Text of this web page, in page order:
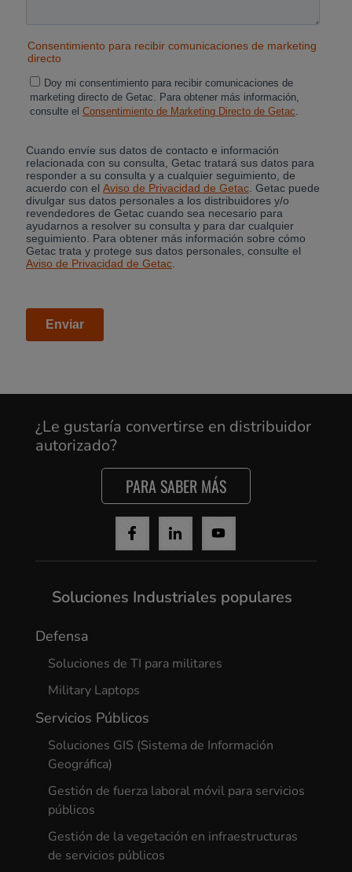
Cancel
Yes, I agree
¿Le gustaría convertirse en distribuidor
autorizado?
PARA SABER MÁS
Soluciones Industriales populares
Defensa
Soluciones de TI para militares
Military Laptops
Servicios Públicos
Soluciones GIS (Sistema de Información
Geográfica)
Gestión de fuerza laboral móvil para servicios
públicos
Gestión de la vegetación en infraestructuras
de servicios públicos